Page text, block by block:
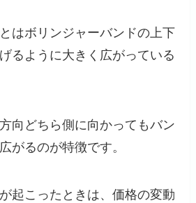
はボリンジャーバンドの上下
るように大きく広がっている
向どちら側に向かってもバン
がるのが特徴です。
起こったときは、価格の変動